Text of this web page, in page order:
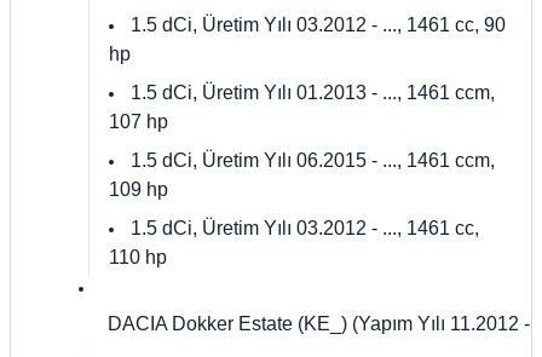
1.5 dCi, Üretim Yılı 03.2012 - ..., 1461 cc, 90
hp
1.5 dCi, Üretim Yılı 01.2013 - ..., 1461 ccm,
107 hp
1.5 dCi, Üretim Yılı 06.2015 - ..., 1461 ccm,
109 hp
1.5 dCi, Üretim Yılı 03.2012 - ..., 1461 cc,
110 hp
DACIA Dokker Estate (KE_) (Yapım Yılı 11.2012 -